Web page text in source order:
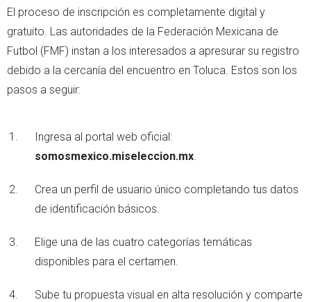
El proceso de inscripción es completamente digital y
gratuito. Las autoridades de la Federación Mexicana de
Futbol (FMF) instan a los interesados a apresurar su registro
debido a la cercanía del encuentro en Toluca. Estos son los
pasos a seguir:
Ingresa al portal web oficial:
somosmexico.miseleccion.mx
Crea un perfil de usuario único completando tus datos
de identificación básicos.
Elige una de las cuatro categorías temáticas
disponibles para el certamen.
Sube tu propuesta visual en alta resolución y comparte